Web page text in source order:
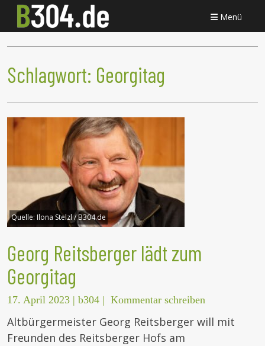
Menü
Schlagwort: Georgitag
Quelle: Ilona Stelzl / B304.de
Georg Reitsberger lädt zum
Georgitag
17. April 2023 | b304 | Kommentar schreiben
Altbürgermeister Georg Reitsberger will mit
Freunden des Reitsberger Hofs am